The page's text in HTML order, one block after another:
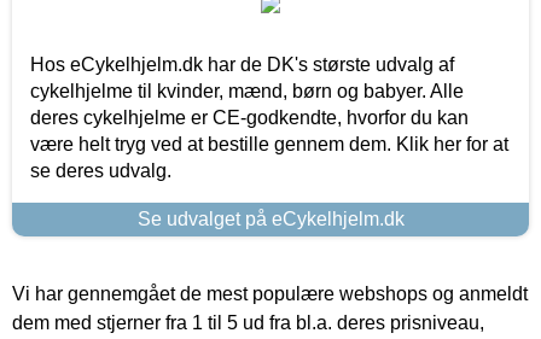
Hos eCykelhjelm.dk har de DK's største udvalg af
cykelhjelme til kvinder, mænd, børn og babyer. Alle
deres cykelhjelme er CE-godkendte, hvorfor du kan
være helt tryg ved at bestille gennem dem. Klik her for at
se deres udvalg.
Se udvalget på eCykelhjelm.dk
Vi har gennemgået de mest populære webshops og anmeldt
dem med stjerner fra 1 til 5 ud fra bl.a. deres prisniveau,